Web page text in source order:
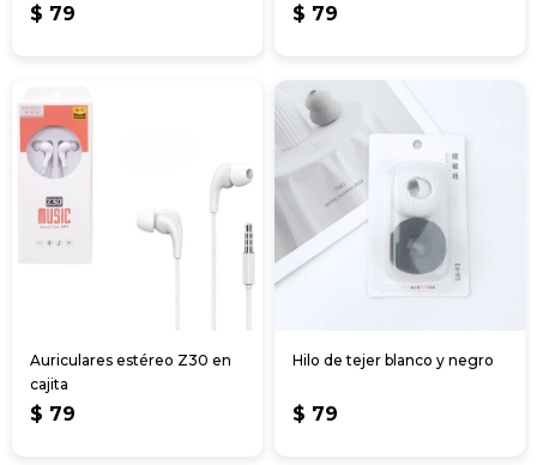
$ 79 $ 79
Auriculares estéreo Z30 en
cajita
$ 79
Hilo de tejer blanco y negro
$ 79